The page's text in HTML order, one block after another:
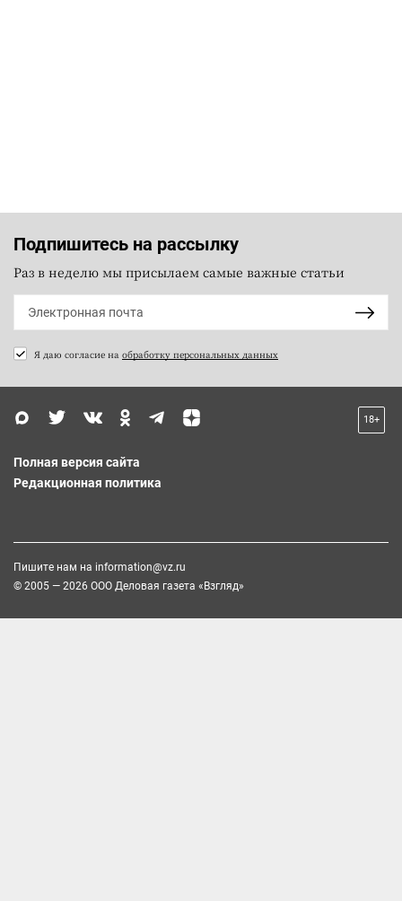
Подпишитесь на рассылку
Раз в неделю мы присылаем самые важные статьи
Я даю согласие на обработку персональных данных
18+
Полная версия сайта
Редакционная политика
Пишите нам на information@vz.ru
© 2005 — 2026 ООО Деловая газета «Взгляд»